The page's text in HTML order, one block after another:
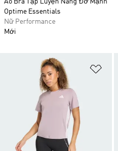
Áo Bra Tập Luyện Nâng Đỡ Mạnh
Optime Essentials
Nữ Performance
Mới